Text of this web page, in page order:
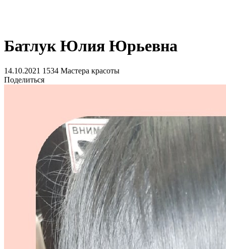
Батлук Юлия Юрьевна
14.10.2021 1534 Мастера красоты
Поделиться